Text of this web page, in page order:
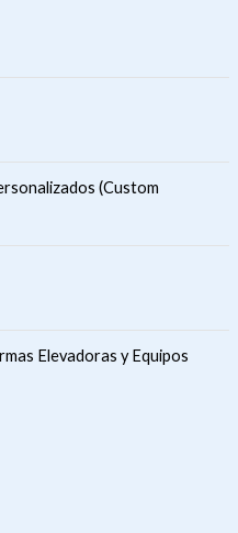
(Custom
Elevadoras y Equipos